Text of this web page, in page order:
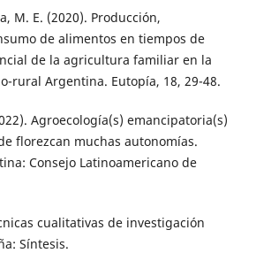
M. E. (2020). Producción,
de alimentos en tiempos de
de la agricultura familiar en la
rural Argentina. Eutopía, 18, 29-48.
Agroecología(s) emancipatoria(s)
florezcan muchas autonomías.
Consejo Latinoamericano de
cualitativas de investigación
Síntesis.